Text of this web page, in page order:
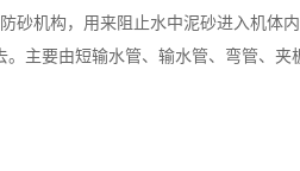
砂机构，用来阻止水中泥砂进入机体内
主要由短输水管、输水管、弯管、